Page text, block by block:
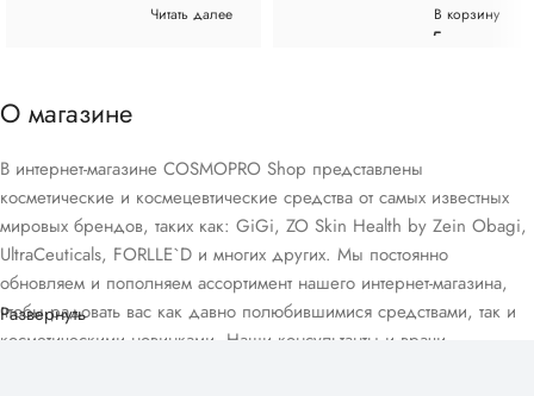
Читать далее В корзину
О магазине
В интернет-магазине COSMOPRO Shop представлены
косметические и космецевтические средства от самых известных
мировых брендов, таких как: GiGi, ZO Skin Health by Zein Obagi,
UltraCeuticals, FORLLE`D и многих других. Мы постоянно
обновляем и пополняем ассортимент нашего интернет-магазина,
чтобы радовать вас как давно полюбившимися средствами, так и
косметическими новинками. Наши консультанты и врачи-
Развернуть